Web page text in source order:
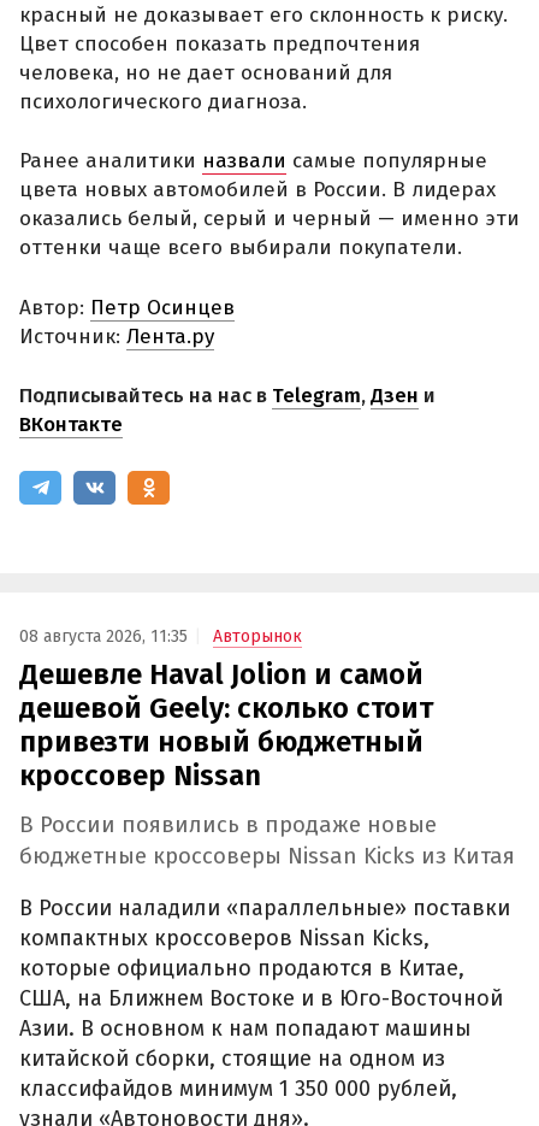
красный не доказывает его склонность к риску.
Цвет способен показать предпочтения
человека, но не дает оснований для
психологического диагноза.
Ранее аналитики назвали самые популярные
цвета новых автомобилей в России. В лидерах
оказались белый, серый и черный — именно эти
оттенки чаще всего выбирали покупатели.
Автор: Петр Осинцев
Источник: Лента.ру
Подписывайтесь на нас в Telegram,Дзен и
ВКонтакте
08 августа 2026, 11:35 Авторынок
Дешевле Haval Jolion и самой
дешевой Geely: сколько стоит
привезти новый бюджетный
кроссовер Nissan
В России появились в продаже новые
бюджетные кроссоверы Nissan Kicks из Китая
В России наладили «параллельные» поставки
компактных кроссоверов Nissan Kicks,
которые официально продаются в Китае,
США, на Ближнем Востоке и в Юго-Восточной
Азии. В основном к нам попадают машины
китайской сборки, стоящие на одном из
классифайдов минимум 1 350 000 рублей,
узнали «Автоновости дня».